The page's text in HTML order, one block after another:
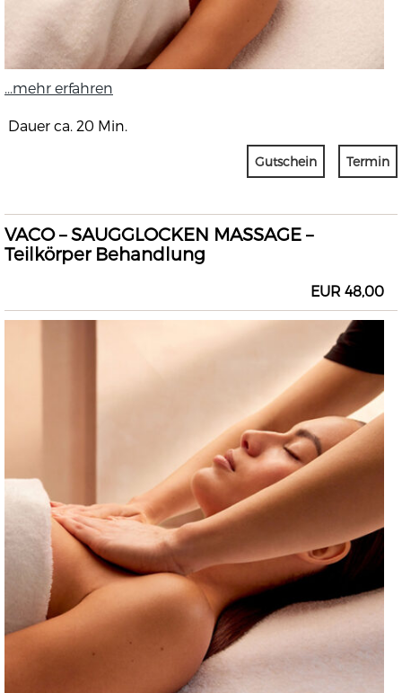
...mehr erfahren
Dauer ca. 20 Min.
Gutschein Termin
VACO – SAUGGLOCKEN MASSAGE –
Teilkörper Behandlung
EUR 48,00